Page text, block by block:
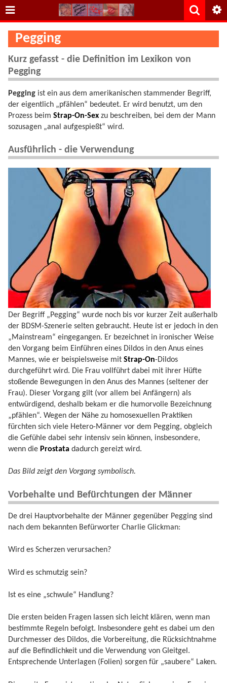
Pegging
Kurz gefasst - die Definition im Lexikon von
Pegging
Pegging ist ein aus dem amerikanischen stammender Begriff,
der eigentlich „pfählen“ bedeutet. Er wird benutzt, um den
Prozess beim Strap-On-Sex zu beschreiben, bei dem der Mann
sozusagen „anal aufgespießt“ wird.
Ausführlich - die Verwendung
Der Begriff „Pegging“ wurde noch bis vor kurzer Zeit außerhalb
der BDSM-Szenerie selten gebraucht. Heute ist er jedoch in den
„Mainstream“ eingegangen. Er bezeichnet in ironischer Weise
den Vorgang beim Einführen eines Dildos in den Anus eines
Mannes, wie er beispielsweise mit Strap-On-Dildos
durchgeführt wird. Die Frau vollführt dabei mit ihrer Hüfte
stoßende Bewegungen in den Anus des Mannes (seltener der
Frau). Dieser Vorgang gilt (vor allem bei Anfängern) als
entwürdigend, deshalb bekam er die humorvolle Bezeichnung
„pfählen“. Wegen der Nähe zu homosexuellen Praktiken
fürchten sich viele Hetero-Männer vor dem Pegging, obgleich
die Gefühle dabei sehr intensiv sein können, insbesondere,
wenn die Prostata dadurch gereizt wird.
Das Bild zeigt den Vorgang symbolisch.
Vorbehalte und Befürchtungen der Männer
De drei Hauptvorbehalte der Männer gegenüber Pegging sind
nach dem bekannten Befürworter Charlie Glickman:
Wird es Scherzen verursachen?
Wird es schmutzig sein?
Ist es eine „schwule“ Handlung?
Die ersten beiden Fragen lassen sich leicht klären, wenn man
bestimmte Regeln befolgt. Insbesondere geht es dabei um den
Durchmesser des Dildos, die Vorbereitung, die Rücksichtnahme
auf die Befindlichkeit und die Verwendung von Gleitgel.
Entsprechende Unterlagen (Folien) sorgen für „saubere“ Laken.